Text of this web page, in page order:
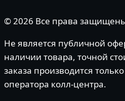
© 2026 Все права
Не является публичной
наличии товара, точной
заказа производится
оператора колл-центра.